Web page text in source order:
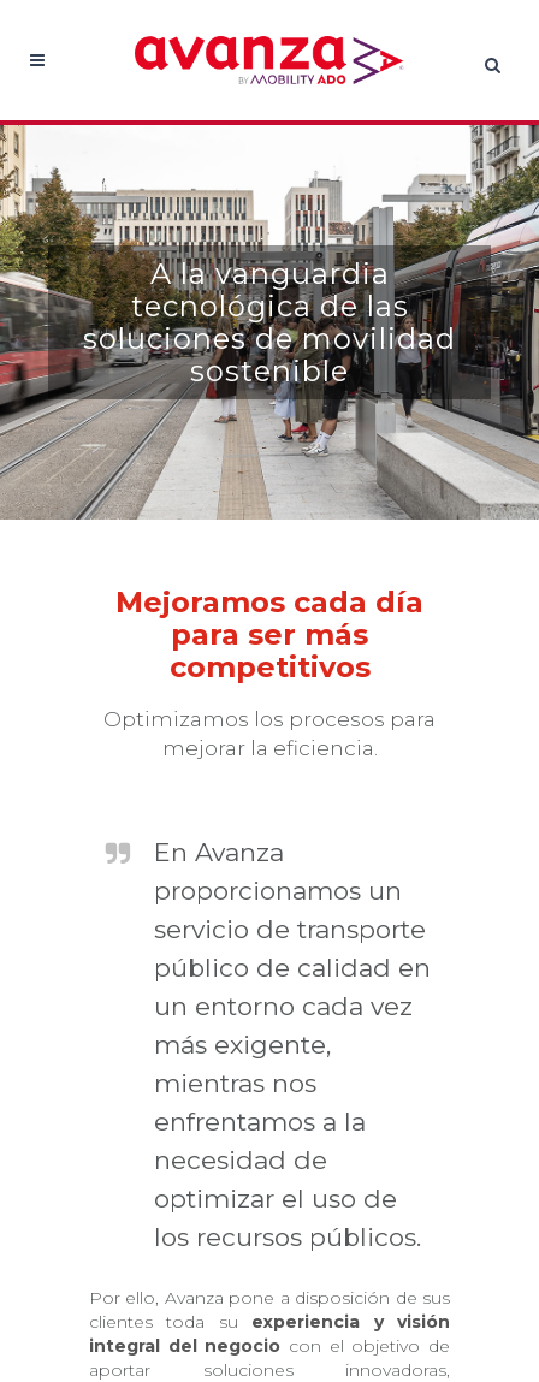
A la vanguardia
tecnológica de las
soluciones de movilidad
sostenible
Mejoramos cada día
para ser más
competitivos
Optimizamos los procesos para
mejorar la eficiencia.
En Avanza
proporcionamos un
servicio de transporte
público de calidad en
un entorno cada vez
más exigente,
mientras nos
enfrentamos a la
necesidad de
optimizar el uso de
los recursos públicos.
Por ello, Avanza pone a disposición de sus
clientes toda su experiencia y visión
integral del negocio con el objetivo de
aportar soluciones innovadoras,